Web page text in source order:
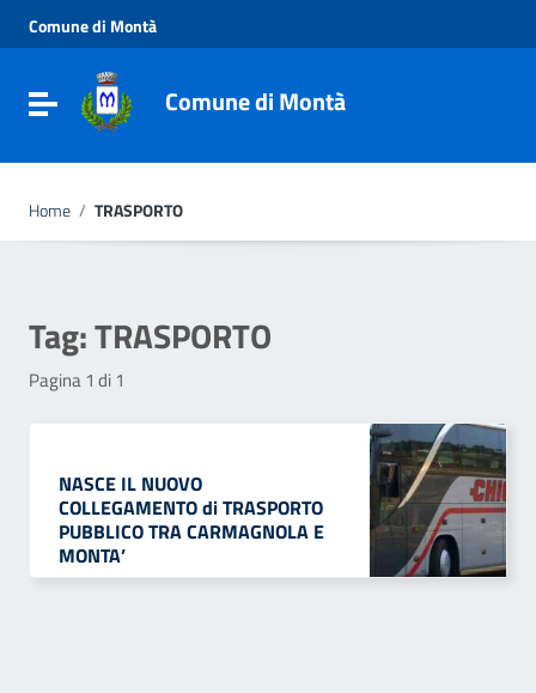
Vai al menu di navigazione
Vai al footer
Comune di Montà
Toggle navigationComune di Montà
Home / TRASPORTO
Tag:TRASPORTO
Pagina 1 di 1
NASCE IL NUOVO
COLLEGAMENTO di TRASPORTO
PUBBLICO TRA CARMAGNOLA E
MONTA’